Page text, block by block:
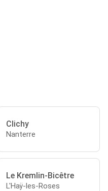
Clichy
Nanterre
Le Kremlin-Bicêtre
L'Haÿ-les-Roses